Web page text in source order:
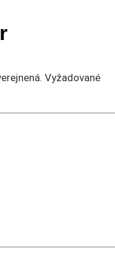
Vyžadované